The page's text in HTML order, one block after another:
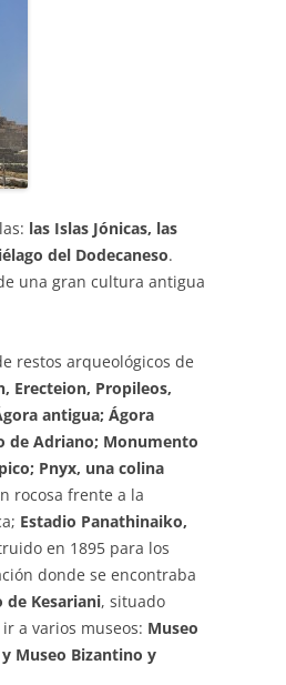
las Islas Jónicas, las
del Dodecaneso.
una gran cultura antigua
restos arqueológicos de
Erecteion, Propileos,
antigua; Ágora
de Adriano; Monumento
Pnyx, una colina
rocosa frente a la
Estadio Panathinaiko,
en 1895 para los
donde se encontraba
de Kesariani, situado
a varios museos: Museo
Museo Bizantino y